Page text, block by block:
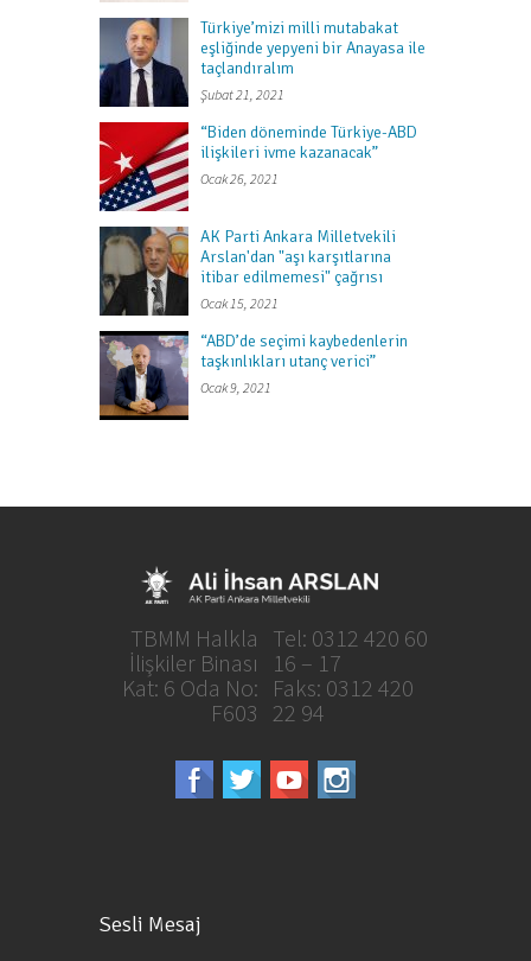
Türkiye’mizi milli mutabakat
eşliğinde yepyeni bir Anayasa ile
taçlandıralım
Şubat 21, 2021
“Biden döneminde Türkiye-ABD
ilişkileri ivme kazanacak”
Ocak 26, 2021
AK Parti Ankara Milletvekili
Arslan'dan "aşı karşıtlarına
itibar edilmemesi" çağrısı
Ocak 15, 2021
“ABD’de seçimi kaybedenlerin
taşkınlıkları utanç verici”
Ocak 9, 2021
Tel: 0312 420 60
16 – 17
Faks: 0312 420
22 94
TBMM Halkla
İlişkiler Binası
Kat: 6 Oda No:
F603
Sesli Mesaj